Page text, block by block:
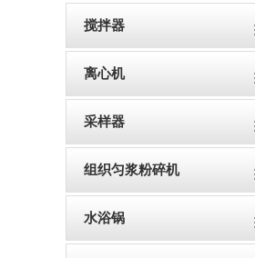
搅拌器
离心机
采样器
组织匀浆粉碎机
水浴锅